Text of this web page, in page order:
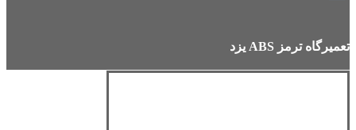
تعمیرگاه ترمز ABS یزد